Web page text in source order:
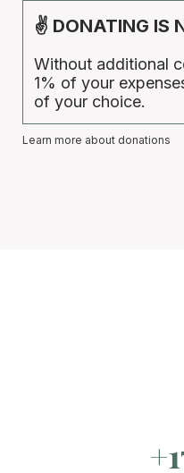
✌ DONATING IS
Without additional
1% of your
of your choice.
Learn more about donations